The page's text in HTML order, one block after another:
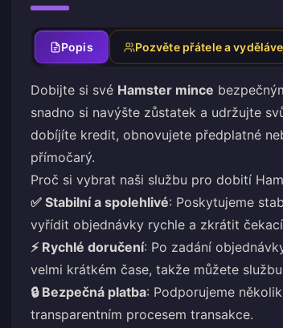
Popis Pozvěte přátele a
Dobijte si své Hamster mince
snadno si navýšte zůstatek a udržujte
dobíjíte kredit, obnovujete předplatné
přímočarý.
Proč si vybrat naši službu pro dobití
✅ Stabilní a spolehlivé: Poskytujeme
vyřídit objednávky rychle a zkrátit
⚡ Rychlé doručení: Po zadání
velmi krátkém čase, takže můžete
🔒 Bezpečná platba: Podporujeme
transparentním procesem transakce.